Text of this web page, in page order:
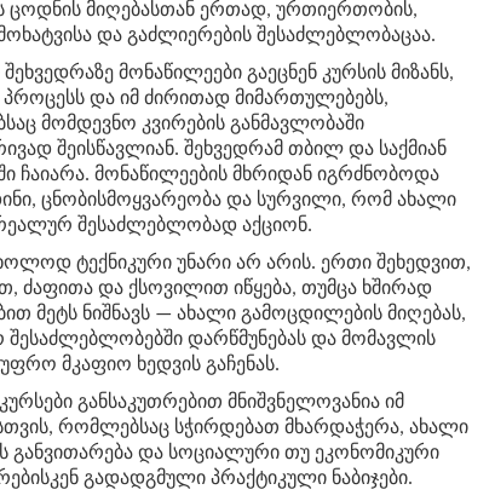
ცოდნის მიღებასთან ერთად, ურთიერთობის,
და გაძლიერების შესაძლებლობაცაა.
შეხვედრაზე მონაწილეები გაეცნენ კურსის მიზანს,
პროცესს და იმ ძირითად მიმართულებებს,
მომდევნო კვირების განმავლობაში
შეისწავლიან. შეხვედრამ თბილ და საქმიან
ჩაიარა. მონაწილეების მხრიდან იგრძნობოდა
, ცნობისმოყვარეობა და სურვილი, რომ ახალი
შესაძლებლობად აქციონ.
ტექნიკური უნარი არ არის. ერთი შეხედვით,
, ძაფითა და ქსოვილით იწყება, თუმცა ხშირად
მეტს ნიშნავს — ახალი გამოცდილების მიღებას,
შესაძლებლობებში დარწმუნებას და მომავლის
უფრო მკაფიო ხედვის გაჩენას.
კურსები განსაკუთრებით მნიშვნელოვანია იმ
, რომლებსაც სჭირდებათ მხარდაჭერა, ახალი
განვითარება და სოციალური თუ ეკონომიკური
გადადგმული პრაქტიკული ნაბიჯები.